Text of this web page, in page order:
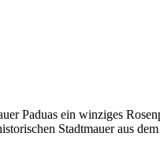
Paduas ein winziges
Stadtmauer aus